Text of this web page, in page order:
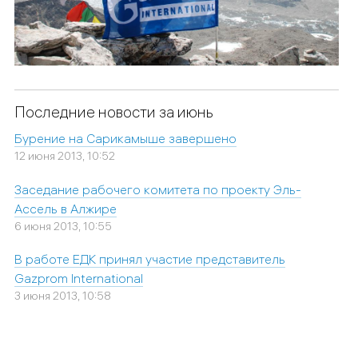
Последние новости за июнь
Бурение на Сарикамыше завершено
12 июня 2013, 10:52
Заседание рабочего комитета по проекту Эль-
Ассель в Алжире
6 июня 2013, 10:55
В работе ЕДК принял участие представитель
Gazprom International
3 июня 2013, 10:58